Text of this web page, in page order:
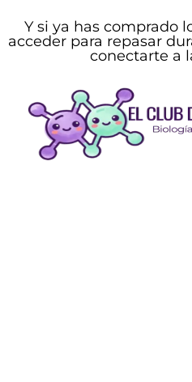
Y si ya has comprado
accederpara repasar
conectarte a